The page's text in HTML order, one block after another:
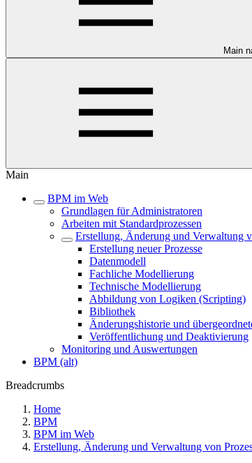
Main
Main
BPM im Web
Grundlagen für Administratoren
Arbeiten mit Standardprozessen
Erstellung, Änderung und Verwaltung
Erstellung neuer Prozesse
Datenmodell
Fachliche Modellierung
Technische Modellierung
Abbildung von Logiken (Scripting)
Bibliothek
Änderungshistorie und
Veröffentlichung und Deaktivierung
Monitoring und Auswertungen
BPM (alt)
Breadcrumbs
Home
BPM
BPM im Web
Erstellung, Änderung und Verwaltung von